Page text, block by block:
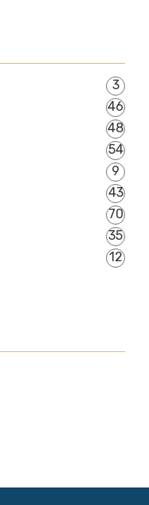
3
46
48
54
9
43
70
35
12